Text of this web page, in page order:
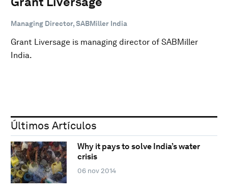
Managing Director, SABMiller India
Grant Liversage is managing director of SABMiller
India.
Últimos Artículos
Why it pays to solve India’s water
crisis
06 nov 2014